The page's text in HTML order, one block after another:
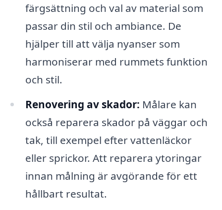
färgsättning och val av material som
passar din stil och ambiance. De
hjälper till att välja nyanser som
harmoniserar med rummets funktion
och stil.
Renovering av skador: Målare kan
också reparera skador på väggar och
tak, till exempel efter vattenläckor
eller sprickor. Att reparera ytoringar
innan målning är avgörande för ett
hållbart resultat.